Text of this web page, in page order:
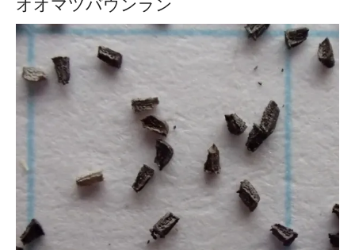
オオマツバウンラン